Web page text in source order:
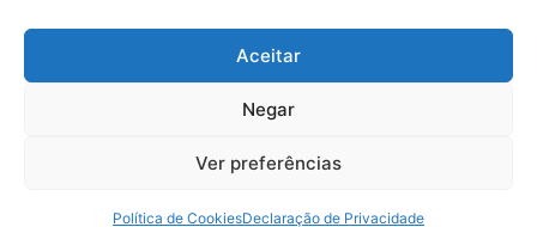
Aceitar
Negar
Ver preferências
Política de CookiesDeclaração de Privacidade
© 2026 Todos Direitos Reservados - SINE ACRE.